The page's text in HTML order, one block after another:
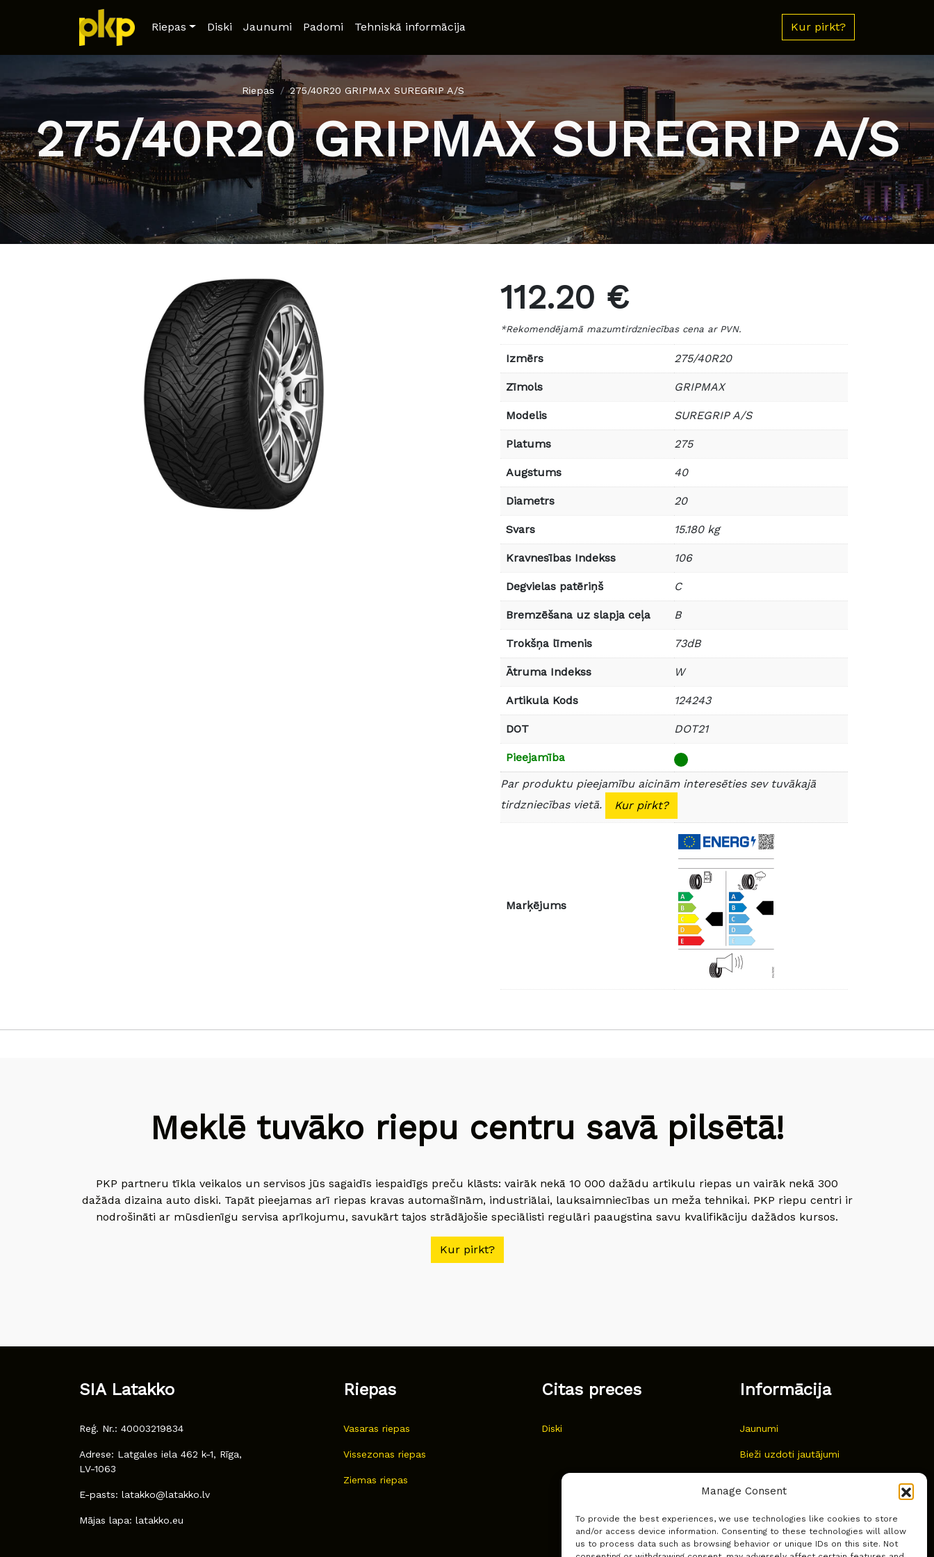
Manage Consent
To provide the best experiences, we use technologies like cookies to store
and/or access device information. Consenting to these technologies will allow
us to process data such as browsing behavior or unique IDs on this site. Not
Riepas Diski Jaunumi Padomi Tehniskā informācija Kur pirkt?
Riepas 275/40R20 GRIPMAX SUREGRIP A/S
275/40R20 GRIPMAX SUREGRIP A/S
112.20 €
*Rekomendējamā mazumtirdzniecības cena ar PVN.
Izmērs 275/40R20
Zīmols GRIPMAX
Modelis SUREGRIP A/S
Platums 275
Augstums 40
Diametrs 20
Svars 15.180 kg
Kravnesības Indekss 106
Degvielas patēriņš C
Bremzēšana uz slapja ceļa B
Trokšņa līmenis 73dB
Ātruma Indekss W
Artikula Kods 124243
DOT DOT21
Pieejamība
Par produktu pieejamību aicinām interesēties sev tuvākajā
tirdzniecības vietā.
Kur pirkt?
Marķējums
Meklē tuvāko riepu centru savā pilsētā!
PKP partneru tīkla veikalos un servisos jūs sagaidīs iespaidīgs preču klāsts: vairāk nekā 10 000 dažādu artikulu riepas un vairāk nekā 300
dažāda dizaina auto diski. Tapāt pieejamas arī riepas kravas automašīnām, industriālai, lauksaimniecības un meža tehnikai. PKP riepu centri ir
nodrošināti ar mūsdienīgu servisa aprīkojumu, savukārt tajos strādājošie speciālisti regulāri paaugstina savu kvalifikāciju dažādos kursos.
Kur pirkt?
SIA Latakko
Reģ. Nr.: 40003219834
Adrese: Latgales iela 462 k-1, Rīga,
LV-1063
E-pasts: latakko@latakko.lv
Mājas lapa: latakko.eu
Riepas
Vasaras riepas
Vissezonas riepas
Ziemas riepas
Citas preces
Diski
Informācija
Jaunumi
Bieži uzdoti jautājumi